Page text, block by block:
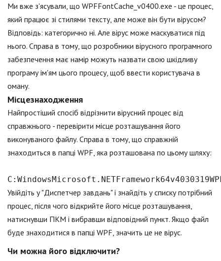
Ми вже з'ясували, що WPFFontCache_v0400.exe - це процес,
який працює зі стилями тексту, але може він бути вірусом?
Відповідь: категорично ні. Але вірус може маскуватися під
нього. Справа в тому, що розробники вірусного програмного
забезпечення має намір можуть назвати свою шкідливу
програму ім'ям цього процесу, щоб ввести користувача в
оману.
Місцезнаходження
Найпростіший спосіб відрізнити вірусний процес від
справжнього - перевірити місце розташування його
виконуваного файлу. Справа в тому, що справжній
знаходиться в папці WPF, яка розташована по цьому шляху:
Увійдіть у "Диспетчер завдань" і знайдіть у списку потрібний
процес, після чого відкрийте його місце розташування,
натиснувши ПКМ і вибравши відповідний пункт. Якщо файл
буде знаходитися в папці WPF, значить це не вірус.
Чи можна його відключити?